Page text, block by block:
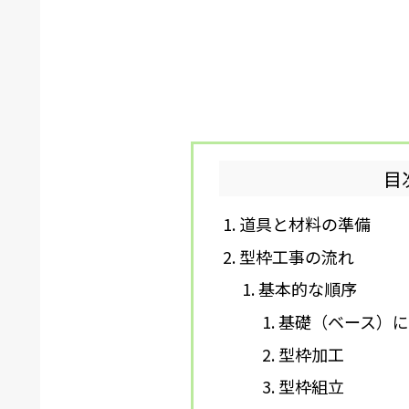
目
道具と材料の準備
型枠工事の流れ
基本的な順序
基礎（ベース）
型枠加工
型枠組立